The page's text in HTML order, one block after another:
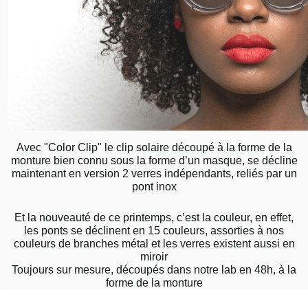
Avec "Color Clip" le clip solaire découpé à la forme de la
monture bien connu sous la forme d’un masque, se décline
maintenant en version 2 verres indépendants, reliés par un
pont inox
Et la nouveauté de ce printemps, c’est la couleur, en effet,
les ponts se déclinent en 15 couleurs, assorties à nos
couleurs de branches métal et les verres existent aussi en
miroir
Toujours sur mesure, découpés dans notre lab en 48h, à la
forme de la monture